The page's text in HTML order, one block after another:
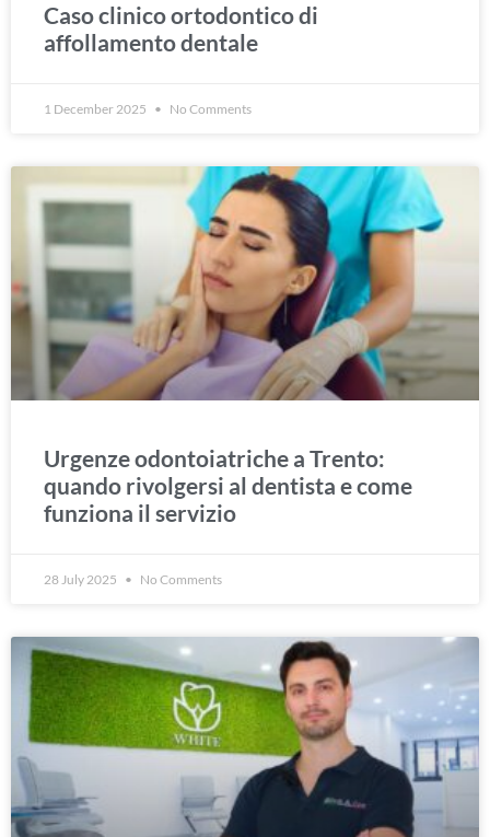
Caso clinico ortodontico di
affollamento dentale
1 December 2025 No Comments
Urgenze odontoiatriche a Trento:
quando rivolgersi al dentista e come
funziona il servizio
28 July 2025 No Comments